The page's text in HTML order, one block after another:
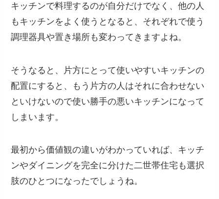
キッチンで料理するのが自分だけでなく、他の人
もキッチンをよく使うとなると、それぞれで使う
調理器具や置き場所も変わってきますよね。
そうなると、片方にとって使いやすいキッチンの
配置にすると、もう片方の人はそれに合わせない
といけないので使い勝手の悪いキッチンになって
しまいます。
最初から価値観の違いがわかっていれば、キッチ
ンやダイニングを完全に分けた二世帯住宅も選択
肢のひとつになったでしょうね。